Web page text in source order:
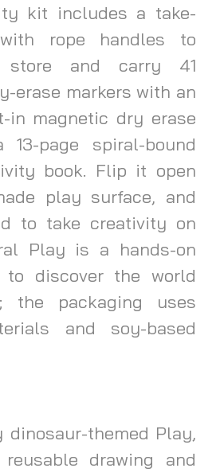
kit includes a take-
rope handles to
store and carry 41
erase markers with an
in magnetic dry erase
page spiral-bound
book. Flip it open
play surface, and
to take creativity on
Play is a hands-on
discover the world
the packaging uses
and soy-based
dinosaur-themed Play,
reusable drawing and